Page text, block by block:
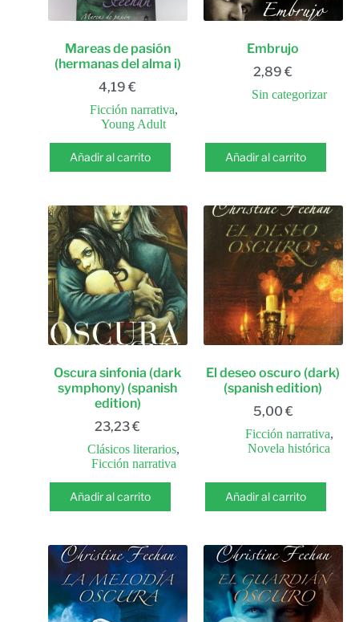
Mareas de pasión
(hermanas del alma i)
4,19€
Ficción narrativa,
Young Adult
Añadir al carrito
Embrujo
2,89€
Sin categorizar
Añadir al carrito
Oscura sinfonia (dark
symphony) (spanish
edition)
23,23€
Clásicos literarios,
Ficción narrativa
Añadir al carrito
El deseo oscuro (dark)
(spanish edition)
5,00 €
Ficción narrativa,
Novela histórica
Añadir al carrito